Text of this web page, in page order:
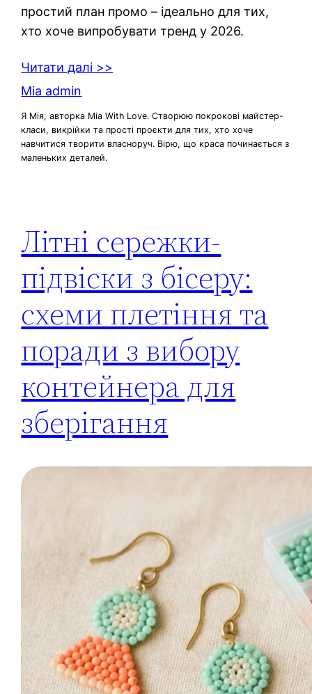
простий план промо – ідеально для тих,
хто хоче випробувати тренд у 2026.
Читати далі >>
Mia admin
Я Мія, авторка Mia With Love. Створюю покрокові майстер-
класи, викрійки та прості проєкти для тих, хто хоче
навчитися творити власноруч. Вірю, що краса починається з
маленьких деталей.
Літні сережки-
підвіски з бісеру:
схеми плетіння та
поради з вибору
контейнера для
зберігання